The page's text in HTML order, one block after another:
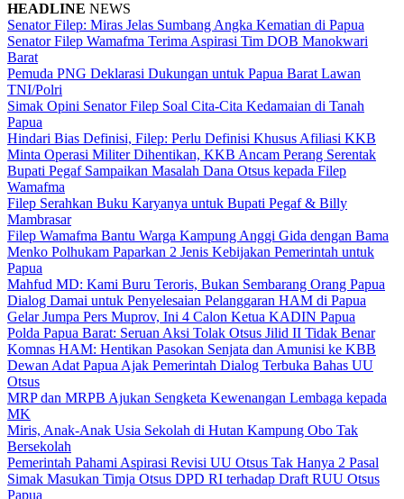
HEADLINE NEWS
Senator Filep: Miras Jelas Sumbang Angka Kematian di Papua
Senator Filep Wamafma Terima Aspirasi Tim DOB Manokwari
Barat
Pemuda PNG Deklarasi Dukungan untuk Papua Barat Lawan
TNI/Polri
Simak Opini Senator Filep Soal Cita-Cita Kedamaian di Tanah
Papua
Hindari Bias Definisi, Filep: Perlu Definisi Khusus Afiliasi KKB
Minta Operasi Militer Dihentikan, KKB Ancam Perang Serentak
Bupati Pegaf Sampaikan Masalah Dana Otsus kepada Filep
Wamafma
Filep Serahkan Buku Karyanya untuk Bupati Pegaf & Billy
Mambrasar
Filep Wamafma Bantu Warga Kampung Anggi Gida dengan Bama
Menko Polhukam Paparkan 2 Jenis Kebijakan Pemerintah untuk
Papua
Mahfud MD: Kami Buru Teroris, Bukan Sembarang Orang Papua
Dialog Damai untuk Penyelesaian Pelanggaran HAM di Papua
Gelar Jumpa Pers Muprov, Ini 4 Calon Ketua KADIN Papua
Polda Papua Barat: Seruan Aksi Tolak Otsus Jilid II Tidak Benar
Komnas HAM: Hentikan Pasokan Senjata dan Amunisi ke KBB
Dewan Adat Papua Ajak Pemerintah Dialog Terbuka Bahas UU
Otsus
MRP dan MRPB Ajukan Sengketa Kewenangan Lembaga kepada
MK
Miris, Anak-Anak Usia Sekolah di Hutan Kampung Obo Tak
Bersekolah
Pemerintah Pahami Aspirasi Revisi UU Otsus Tak Hanya 2 Pasal
Simak Masukan Timja Otsus DPD RI terhadap Draft RUU Otsus
Papua